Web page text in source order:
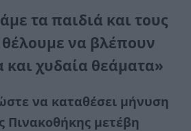
τα παιδιά και τους
θέλουμε να βλέπουν
και χυδαία θεάματα»
να καταθέσει μήνυση
Πινακοθήκης μετέβη